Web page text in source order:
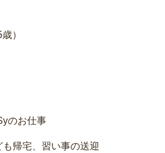
）
のお仕事
帰宅、習い事の送迎